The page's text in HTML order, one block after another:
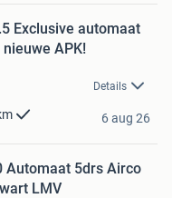
Exclusive automaat
APK!
Details
6 aug 26
Automaat 5drs Airco
LMV